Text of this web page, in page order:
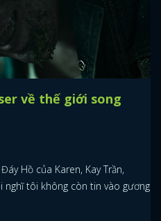
về thế giới song
Hồ của Karen, Kay Trần,
nghĩ tôi không còn tin vào gương